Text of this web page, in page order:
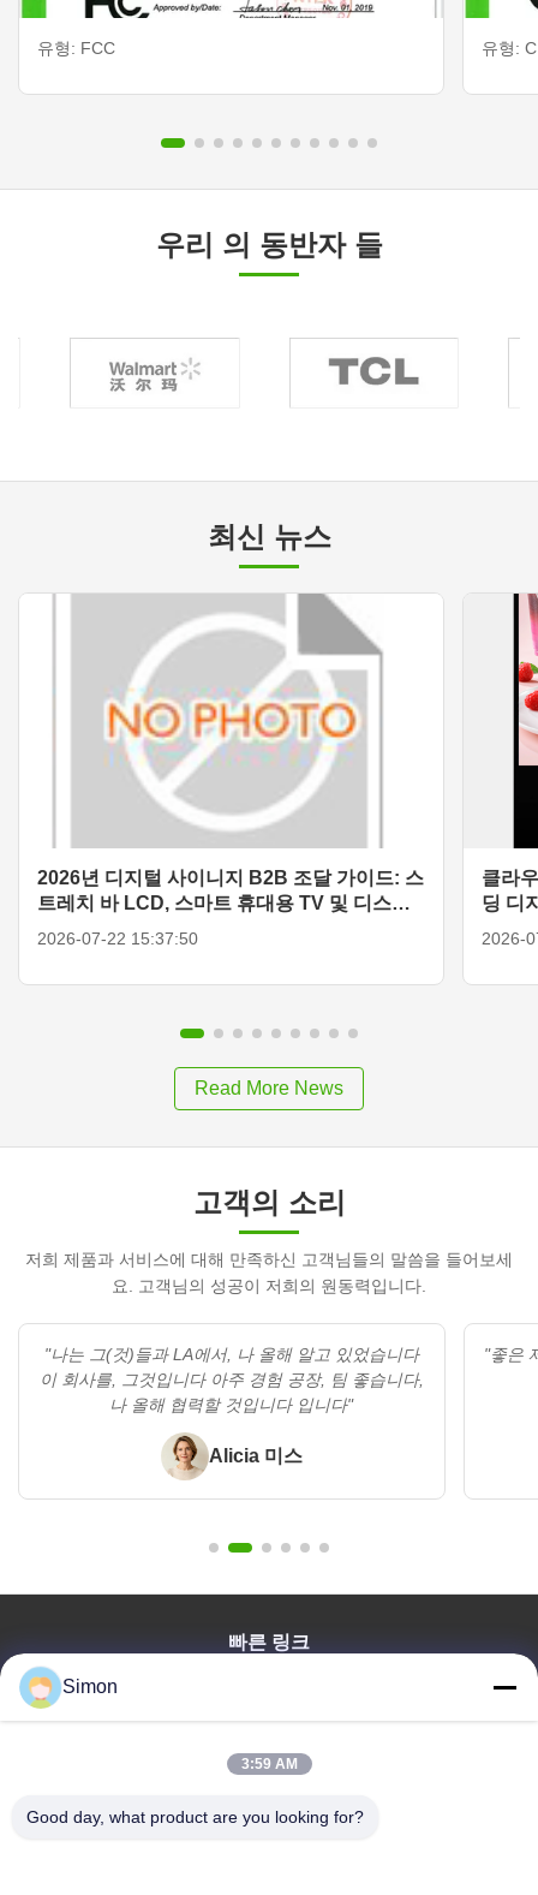
유형: FCC 유형:
우리 의 동반자 들
최신 뉴스
2026년 디지털 사이니지 B2B 조달 가이드: 스
트레치 바 LCD, 스마트 휴대용 TV 및 디스플
레이 솔루션
2026-07-22 15:37:50
클라
딩 디
2026-
Read More News
고객의 소리
저희 제품과 서비스에 대해 만족하신 고객님들의 말씀을 들어보세
요. 고객님의 성공이 저희의 원동력입니다.
"나는 그(것)들과 LA에서, 나 올해 알고 있었습니다
이 회사를, 그것입니다 아주 경험 공장, 팀 좋습니다,
나 올해 협력할 것입니다 입니다"
Alicia 미스
"좋은
빠른 링크
제품
비디오
블로그
Simon
3:59 AM
Good day, what product are you looking for?